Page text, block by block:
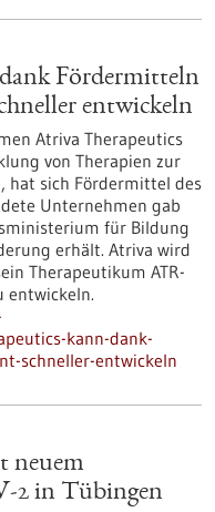
Fördermitteln
entwickeln
Atriva Therapeutics
von Therapien zur
hat sich Fördermittel des
Unternehmen gab
für Bildung
erhält. Atriva wird
Therapeutikum ATR-
entwickeln.
kann-dank-
schneller-entwickeln
neuem
2 in Tübingen